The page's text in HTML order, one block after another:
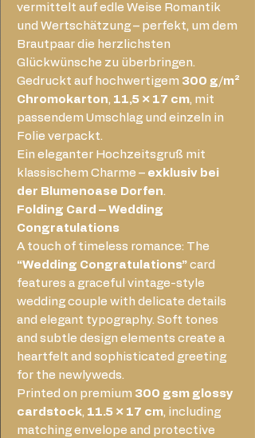
vermittelt auf edle Weise Romantik
und Wertschätzung – perfekt, um dem
Brautpaar die herzlichsten
Glückwünsche zu überbringen.
Gedruckt auf hochwertigem 300 g/m²
Chromokarton, 11,5 × 17 cm, mit
passendem Umschlag und einzeln in
Folie verpackt.
Ein eleganter Hochzeitsgruß mit
klassischem Charme – exklusiv bei
der Blumenoase Dorfen.
Folding Card – Wedding
Congratulations
A touch of timeless romance: The
“Wedding Congratulations” card
features a graceful vintage-style
wedding couple with delicate details
and elegant typography. Soft tones
and subtle design elements create a
heartfelt and sophisticated greeting
for the newlyweds.
Printed on premium 300 gsm glossy
cardstock, 11.5 × 17 cm, including
matching envelope and protective